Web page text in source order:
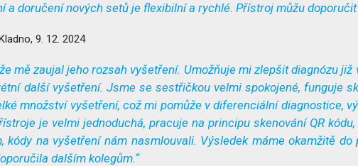
doručení nových setů je flexibilní a rychlé. Přístroj můžu doporučit
9. 12. 2024
mě zaujal jeho rozsah vyšetření. Umožňuje mi zlepšit diagnózu
další vyšetření. Jsme se sestřičkou velmi spokojené, funguje
množství vyšetření, což mi pomůže v diferenciální diagnostice,
je velmi jednoduchá, pracuje na principu skenování QR
na vyšetření nám nasmlouvali. Výsledek máme okamžitě do
dalším kolegům.“